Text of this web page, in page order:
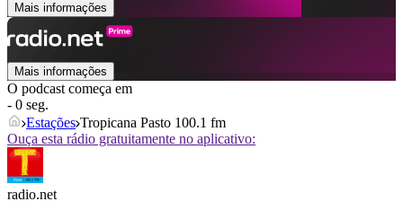
Mais informações
Mais informações
O podcast começa em
- 0 seg.
Estações Tropicana Pasto 100.1 fm
Ouça esta rádio gratuitamente no aplicativo:
radio.net